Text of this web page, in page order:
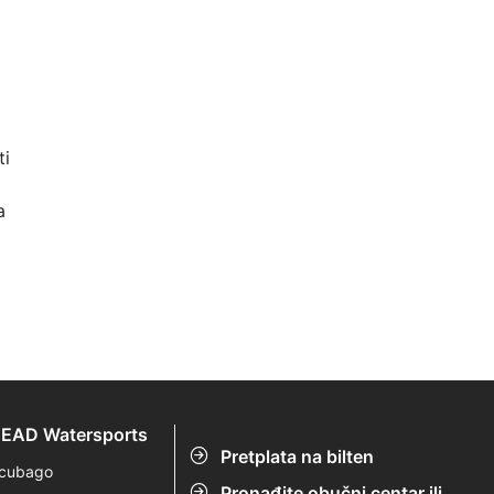
Pretplata na bilten
Watersports